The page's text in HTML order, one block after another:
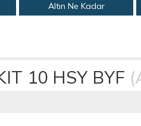
Altın Ne Kadar
10 HSY BYF